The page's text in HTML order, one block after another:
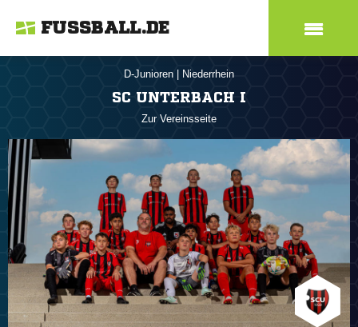
FUSSBALL.DE
D-Junioren Niederrhein
SC UNTERBACH I
Zur Vereinsseite